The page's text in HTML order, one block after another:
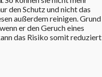
den Schutz und nicht das
außerdem reinigen. Grund
er den Geruch eines
das Risiko somit reduziert